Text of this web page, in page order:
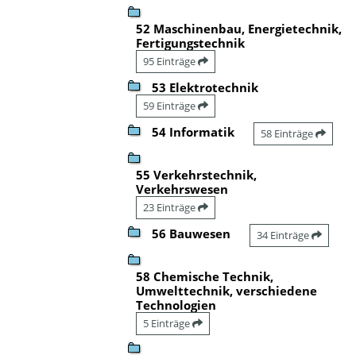
52 Maschinenbau, Energietechnik,
Fertigungstechnik
95 Einträge
53 Elektrotechnik
59 Einträge
54 Informatik 58 Einträge
55 Verkehrstechnik,
Verkehrswesen
23 Einträge
56 Bauwesen 34 Einträge
58 Chemische Technik,
Umwelttechnik, verschiedene
Technologien
5 Einträge